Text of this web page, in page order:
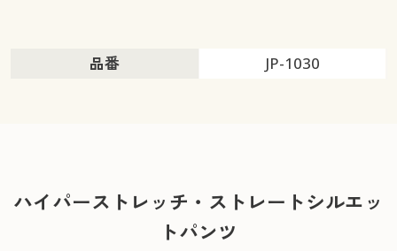
品番 JP-1030
ハイパーストレッチ・ストレートシルエッ
トパンツ